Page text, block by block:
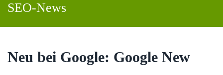
SEO-News
Neu bei Google: Google New